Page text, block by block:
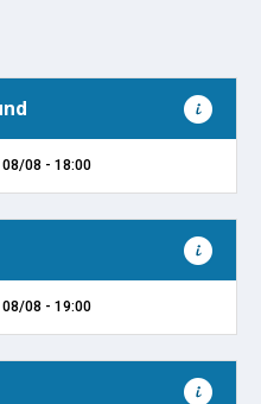
08 - 18:00
08 - 19:00